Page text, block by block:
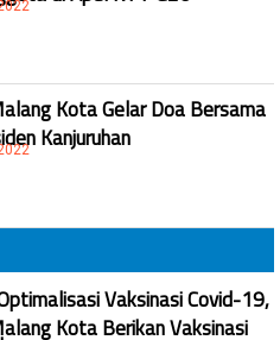
Kota Gelar Doa Bersama
Kanjuruhan
Vaksinasi Covid-19,
Kota Berikan Vaksinasi